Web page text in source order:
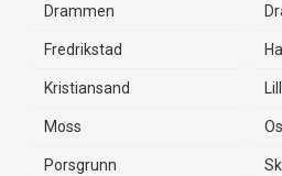
Drammen
Fredrikstad
Kristiansand
Moss
Porsgrunn